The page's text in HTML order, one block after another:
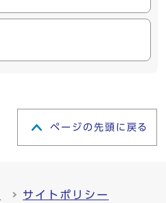
ページの先頭に戻る
サイトポリシー